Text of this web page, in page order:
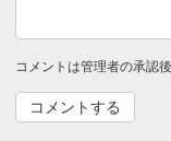
コメントは管理者の承認